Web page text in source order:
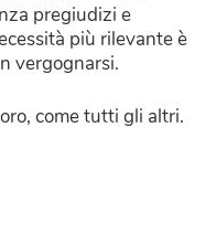
pregiudizi e
più rilevante è
vergognarsi.
come tutti gli altri.